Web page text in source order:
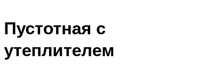
Пустотная с
утеплителем